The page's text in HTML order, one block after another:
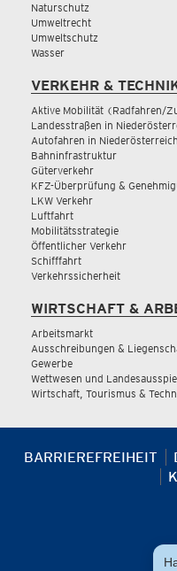
Naturschutz
Umweltrecht
Umweltschutz
Wasser
VERKEHR &
Aktive Mobilität (Radfahren/
Landesstraßen in
Autofahren in Niederösterreich
Bahninfrastruktur
Güterverkehr
KFZ-Überprüfung &
LKW Verkehr
Luftfahrt
Mobilitätsstrategie
Öffentlicher Verkehr
Schifffahrt
Verkehrssicherheit
WIRTSCHAFT &
Arbeitsmarkt
Ausschreibungen &
Gewerbe
Wettwesen und
Wirtschaft, Tourismus &
BARRIEREFREIHEIT